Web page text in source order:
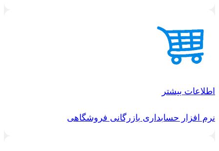
اطلاعات بیشتر
نرم افزار حسابداری بازرگانی فروشگاهی